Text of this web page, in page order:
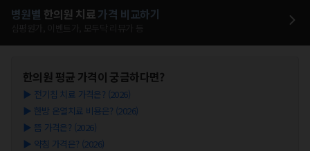
병원별 한의원 치료가격 비교하기
한의원 평균 가격이 궁금하다면?
▶ 전기침 치료 가격은? (2026)
▶ 한방 온열치료 비용은? (2026)
▶ 뜸 가격은? (2026)
▶ 약침 가격은? (2026)